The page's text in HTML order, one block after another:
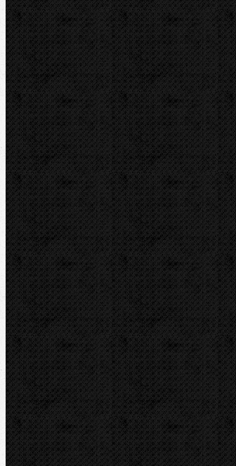
BernzOmatiC
CBC
NIPO
REED
REMS
RIDGID
ROTHENBERGER
VIRAX
ZENTEN
Kontakt
NIPO Tools s.r.o